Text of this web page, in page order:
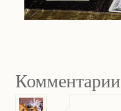
Комментарии